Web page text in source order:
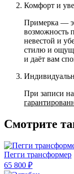
Комфорт и
Примерка —
возможность
невестой и
стилю и
и даёт вам
При записи
Смотрите
Пегги трансформер
65 800 ₽